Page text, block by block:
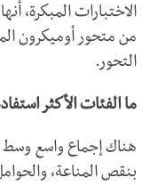
الاختبارات المبكرة،
التحور.
ما الفئات الأكثر
هناك إجماع واسع وسط
بنقص المناعة،